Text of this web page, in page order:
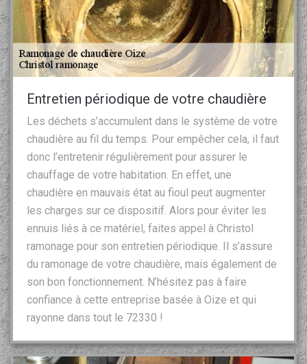
Entretien périodique de votre chaudière
Les déchets s’accumulent dans le système de votre
chaudière au fil du temps. Pour empêcher cela, il faut
donc l’entretenir régulièrement pour assurer le
chauffage de votre habitation. En effet, une
chaudière en mauvais état au fioul peut augmenter
les charges sur ce dispositif. Alors pour éviter les
ennuis liés à ce matériel, faites appel à Christol
ramonage pour son entretien périodique. Il s’assure
du ramonage de votre chaudière, mais également de
son bon fonctionnement. N’hésitez pas à faire
confiance à cette entreprise basée à Oize et qui
rayonne dans tout le 72330 !